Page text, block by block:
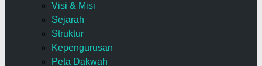
Visi & Misi
Sejarah
Struktur
Kepengurusan
Peta Dakwah